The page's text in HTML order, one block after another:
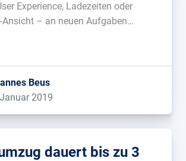
Experience, Ladezeiten oder
Ansicht – an neuen Aufgaben
oder? Doch so leicht ist […]...
Beus
2019
dauert bis zu 3